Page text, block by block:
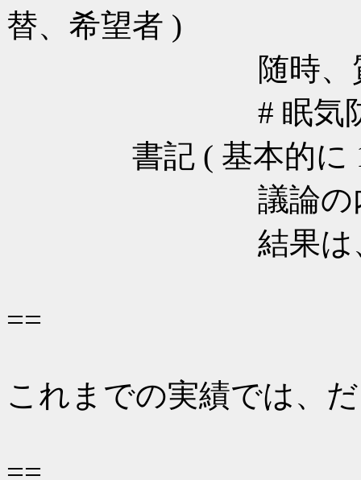
替、希望者 )
随時、質問 (
# 眠気防止に
書記 ( 基本的に 1
議論の内容
結果は、ML
==
これまでの実績では、
==